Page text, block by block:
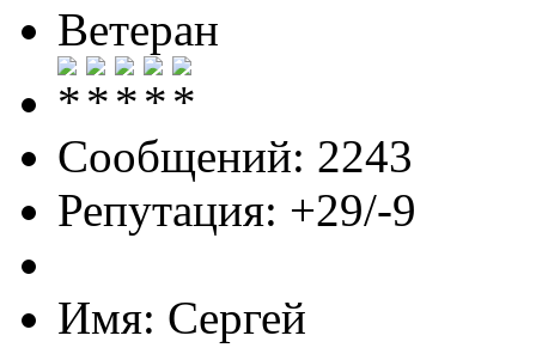
Ветеран
Сообщений: 2243
Репутация: +29/-9
Имя: Сергей